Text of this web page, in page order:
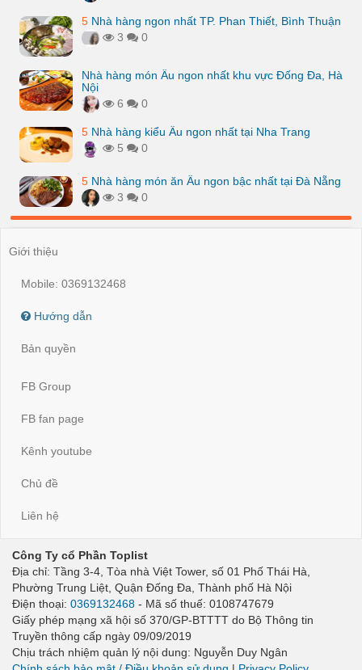
5 Nhà hàng ngon nhất TP. Phan Thiết, Bình Thuận
3
0
Nhà hàng món Âu ngon nhất khu vực Đống Đa, Hà
Nội
6
0
5 Nhà hàng kiểu Âu ngon nhất tại Nha Trang
5
0
5 Nhà hàng món ăn Âu ngon bậc nhất tại Đà Nẵng
3
0
Giới thiệu
Mobile: 0369132468
Hướng dẫn
Bản quyền
FB Group
FB fan page
Kênh youtube
Chủ đề
Liên hệ
Công Ty cổ Phần Toplist
Địa chỉ: Tầng 3-4, Tòa nhà Việt Tower, số 01 Phố Thái Hà,
Phường Trung Liệt, Quận Đống Đa, Thành phố Hà Nội
Điện thoại: 0369132468 - Mã số thuế: 0108747679
Giấy phép mạng xã hội số 370/GP-BTTTT do Bộ Thông tin
Truyền thông cấp ngày 09/09/2019
Chịu trách nhiệm quản lý nội dung: Nguyễn Duy Ngân